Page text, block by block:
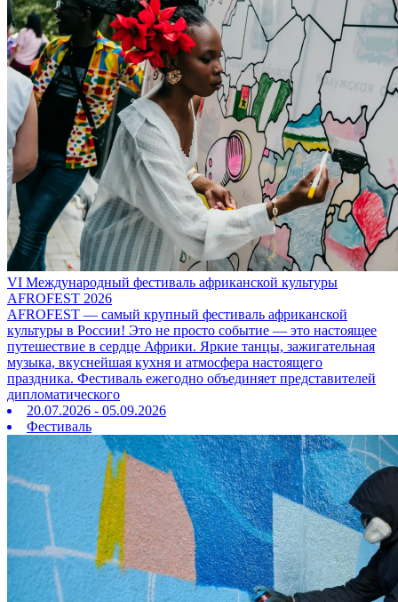
VI Международный фестиваль африканской культуры
AFROFEST 2026
AFROFEST — самый крупный фестиваль африканской
культуры в России! Это не просто событие — это настоящее
путешествие в сердце Африки. Яркие танцы, зажигательная
музыка, вкуснейшая кухня и атмосфера настоящего
праздника. Фестиваль ежегодно объединяет представителей
дипломатического
20.07.2026 - 05.09.2026
Фестиваль